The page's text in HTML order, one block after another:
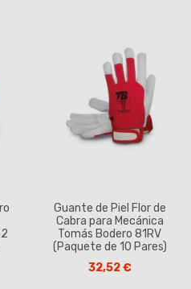
Guante de Piel Flor de
Cabra para Mecánica
Tomás Bodero 81RV
(Paquete de 10 Pares)
32,52 €